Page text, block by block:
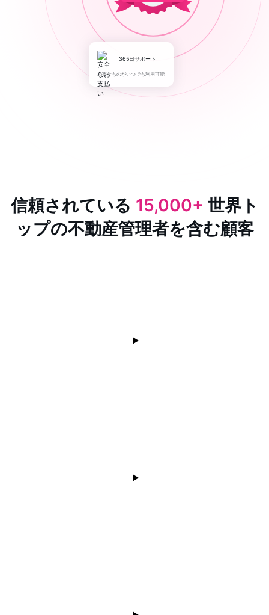
365日サポート
必要なものがいつでも利用可能
信頼されている 15,000+ 世界ト
ップの不動産管理者を含む顧客